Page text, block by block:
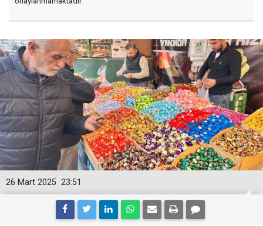
23:51
26 Mart 2025